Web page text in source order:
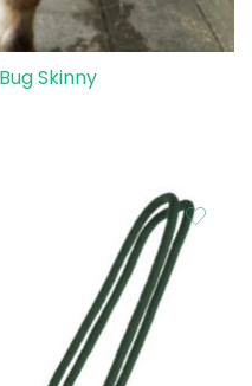
Skinny